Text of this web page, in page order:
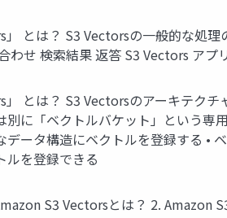
」 とは？ S3 Vectorsの一般的な処
わせ 検索結果 返答 S3 Vectors アプ
」 とは？ S3 Vectorsのアーキテク
別に「ベクトルバケット」という専
データ構造にベクトルを登録する •
ルを登録できる
S3 Vectorsとは？ 2. Amazon